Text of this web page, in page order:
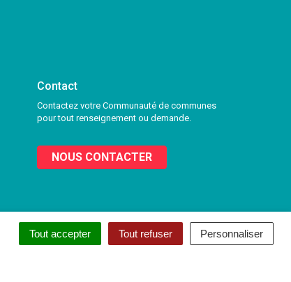
Tout accepter Tout refuser Personnaliser
Contact
Contactez votre Communauté de communes
pour tout renseignement ou demande.
NOUS CONTACTER